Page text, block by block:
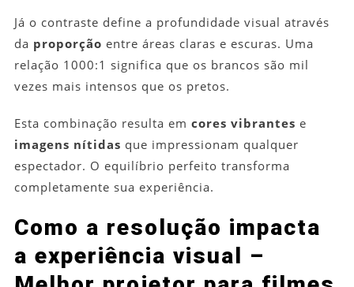
Já o contraste define a profundidade visual através
da proporção entre áreas claras e escuras. Uma
relação 1000:1 significa que os brancos são mil
vezes mais intensos que os pretos.
Esta combinação resulta em cores vibrantes e
imagens nítidas que impressionam qualquer
espectador. O equilíbrio perfeito transforma
completamente sua experiência.
Como a resolução impacta
a experiência visual –